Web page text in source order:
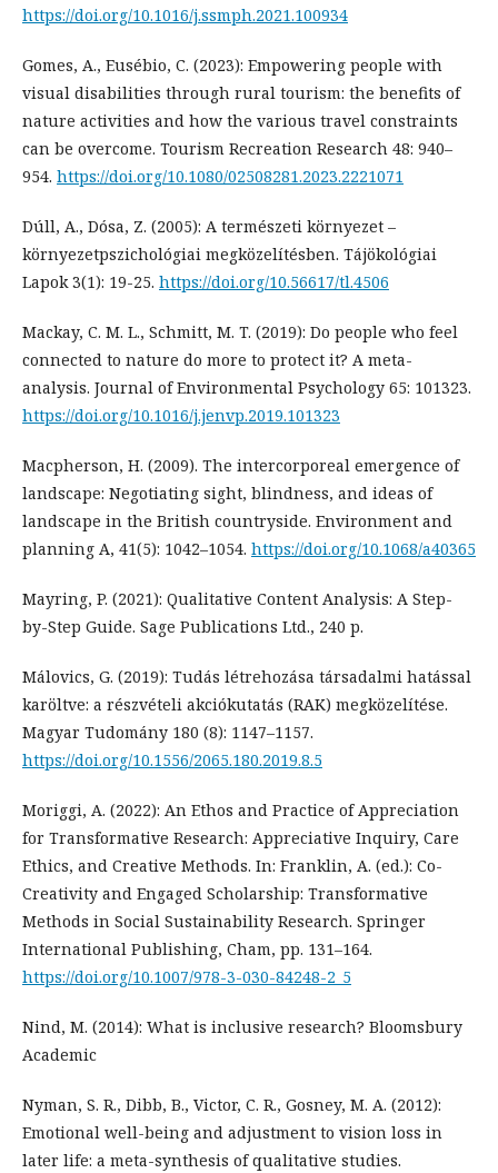
https://doi.org/10.1016/j.ssmph.2021.100934
Gomes, A., Eusébio, C. (2023): Empowering people with
visual disabilities through rural tourism: the benefits of
nature activities and how the various travel constraints
can be overcome. Tourism Recreation Research 48: 940–
954. https://doi.org/10.1080/02508281.2023.2221071
Dúll, A., Dósa, Z. (2005): A természeti környezet –
környezetpszichológiai megközelítésben. Tájökológiai
Lapok 3(1): 19-25. https://doi.org/10.56617/tl.4506
Mackay, C. M. L., Schmitt, M. T. (2019): Do people who feel
connected to nature do more to protect it? A meta-
analysis. Journal of Environmental Psychology 65: 101323.
https://doi.org/10.1016/j.jenvp.2019.101323
Macpherson, H. (2009). The intercorporeal emergence of
landscape: Negotiating sight, blindness, and ideas of
landscape in the British countryside. Environment and
planning A, 41(5): 1042–1054. https://doi.org/10.1068/a40365
Mayring, P. (2021): Qualitative Content Analysis: A Step-
by-Step Guide. Sage Publications Ltd., 240 p.
Málovics, G. (2019): Tudás létrehozása társadalmi hatással
karöltve: a részvételi akciókutatás (RAK) megközelítése.
Magyar Tudomány 180 (8): 1147–1157.
https://doi.org/10.1556/2065.180.2019.8.5
Moriggi, A. (2022): An Ethos and Practice of Appreciation
for Transformative Research: Appreciative Inquiry, Care
Ethics, and Creative Methods. In: Franklin, A. (ed.): Co-
Creativity and Engaged Scholarship: Transformative
Methods in Social Sustainability Research. Springer
International Publishing, Cham, pp. 131–164.
https://doi.org/10.1007/978-3-030-84248-2_5
Nind, M. (2014): What is inclusive research? Bloomsbury
Academic
Nyman, S. R., Dibb, B., Victor, C. R., Gosney, M. A. (2012):
Emotional well-being and adjustment to vision loss in
later life: a meta-synthesis of qualitative studies.